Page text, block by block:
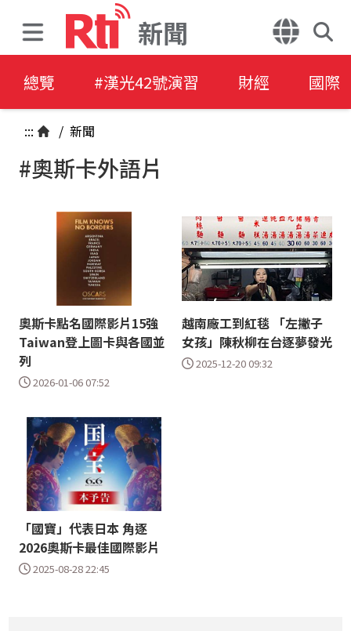
新聞
總覽 #漢光42號演習 財經 國際
::: / 新聞
#奧斯卡外語片
奧斯卡點名國際影片15強
Taiwan登上圖卡與各國並
列
2026-01-06 07:52
越南廠工到紅毯 「左撇子
女孩」陳秋柳在台逐夢發光
2025-12-20 09:32
「國寶」代表日本 角逐
2026奧斯卡最佳國際影片
2025-08-28 22:45